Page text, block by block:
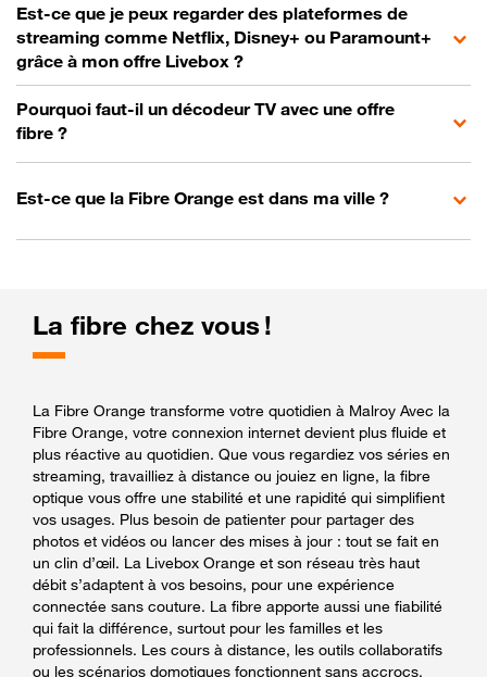
Est-ce que je peux regarder des plateformes de
streaming comme Netflix, Disney+ ou Paramount+
grâce à mon offre Livebox ?
Pourquoi faut-il un décodeur TV avec une offre
fibre ?
Est-ce que la Fibre Orange est dans ma ville ?
La fibre chez vous !
La Fibre Orange transforme votre quotidien à Malroy Avec la
Fibre Orange, votre connexion internet devient plus fluide et
plus réactive au quotidien. Que vous regardiez vos séries en
streaming, travailliez à distance ou jouiez en ligne, la fibre
optique vous offre une stabilité et une rapidité qui simplifient
vos usages. Plus besoin de patienter pour partager des
photos et vidéos ou lancer des mises à jour : tout se fait en
un clin d’œil. La Livebox Orange et son réseau très haut
débit s’adaptent à vos besoins, pour une expérience
connectée sans couture. La fibre apporte aussi une fiabilité
qui fait la différence, surtout pour les familles et les
professionnels. Les cours à distance, les outils collaboratifs
ou les scénarios domotiques fonctionnent sans accrocs,